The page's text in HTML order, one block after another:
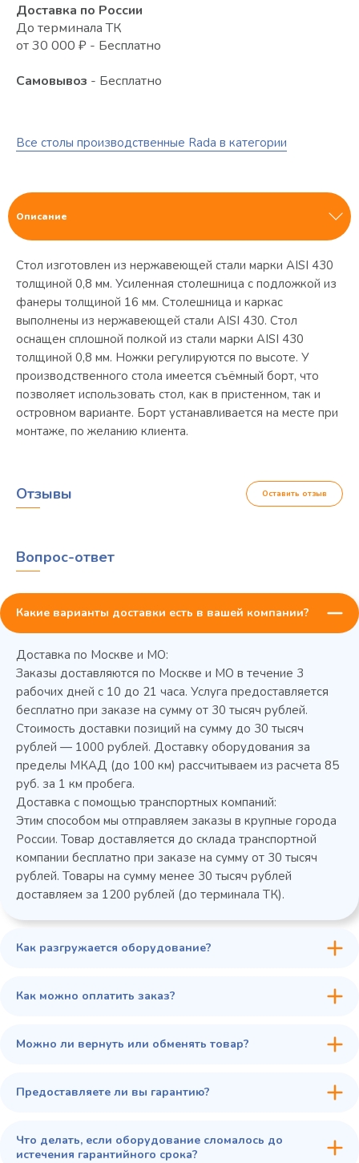
Все столы производственные Rada в категории
Доставка по России
До терминала ТК
от 30 000 ₽ - Бесплатно
Самовывоз - Бесплатно
Описание
Стол изготовлен из нержавеющей стали марки AISI 430
толщиной 0,8 мм. Усиленная столешница с подложкой из
фанеры толщиной 16 мм. Столешница и каркас
выполнены из нержавеющей стали AISI 430. Стол
оснащен сплошной полкой из стали марки AISI 430
толщиной 0,8 мм. Ножки регулируются по высоте. У
производственного стола имеется съёмный борт, что
позволяет использовать стол, как в пристенном, так и
островном варианте. Борт устанавливается на месте при
монтаже, по желанию клиента.
Колода разрубочная КР-5/5
45 900 ₽
Отзывы Оставить отзыв
Вопрос-ответ
Какие варианты доставки есть в вашей компании?
Доставка по Москве и МО:
Заказы доставляются по Москве и МО в течение 3
рабочих дней с 10 до 21 часа. Услуга предоставляется
бесплатно при заказе на сумму от 30 тысяч рублей.
Стоимость доставки позиций на сумму до 30 тысяч
рублей — 1000 рублей. Доставку оборудования за
пределы МКАД (до 100 км) рассчитываем из расчета 85
руб. за 1 км пробега.
Доставка с помощью транспортных компаний:
Этим способом мы отправляем заказы в крупные города
России. Товар доставляется до склада транспортной
компании бесплатно при заказе на сумму от 30 тысяч
рублей. Товары на сумму менее 30 тысяч рублей
доставляем за 1200 рублей (до терминала ТК).
Как разгружается оборудование?
Как можно оплатить заказ?
Можно ли вернуть или обменять товар?
Предоставляете ли вы гарантию?
Что делать, если оборудование сломалось до
истечения гарантийного срока?